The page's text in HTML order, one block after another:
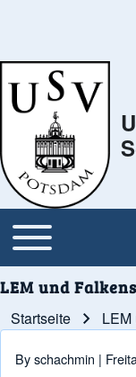
Close Search Block
Search
Main navigation
Open or Close
LEM und
Pfadnavigation
Startseite LEM
Byschachmin |